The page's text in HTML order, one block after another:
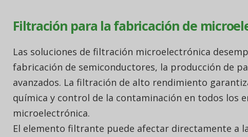
Filtración para la fabricación de
Las soluciones de filtración microelectrónica
fabricación de semiconductores, la producción de
avanzados. La filtración de alto rendimiento
química y control de la contaminación en todos los
microelectrónica.
El elemento filtrante puede afectar directamente a